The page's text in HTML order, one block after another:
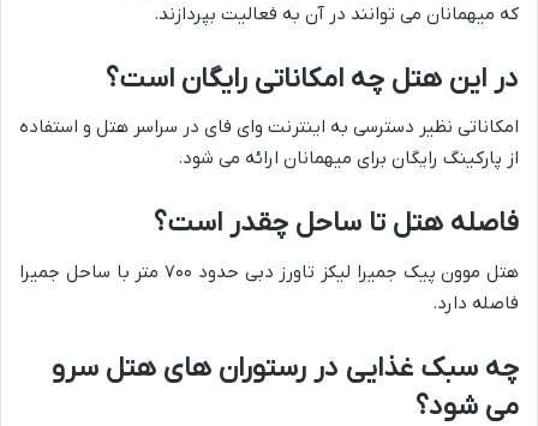
که میهمانان می توانند در آن به فعالیت بپردازند.
در این هتل چه امکاناتی رایگان است؟
امکاناتی نظیر دسترسی به اینترنت وای فای در سراسر هتل و استفاده
از پارکینگ رایگان برای میهمانان ارائه می شود.
فاصله هتل تا ساحل چقدر است؟
هتل موون پیک جمیرا لیکز تاورز دبی حدود ۷۰۰ متر با ساحل جمیرا
فاصله دارد.
چه سبک غذایی در رستوران های هتل سرو
می شود؟